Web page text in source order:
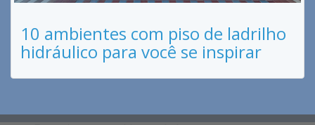
10 ambientes com piso de ladrilho
hidráulico para você se inspirar